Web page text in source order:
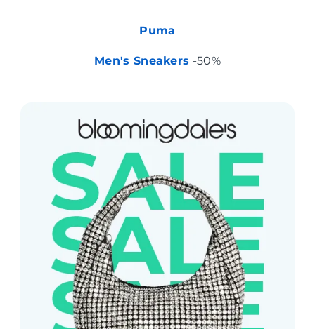
Puma
Men's Sneakers -50%